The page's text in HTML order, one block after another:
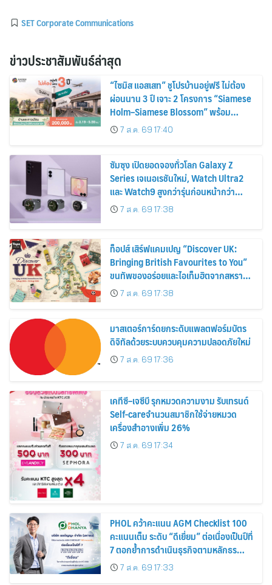
SET Corporate Communications
ข่าวประชาสัมพันธ์ล่าสุด
“ไซมิส แอสเสท” ชูโปรบ้านอยู่ฟรี ไม่ต้อง
ผ่อนนาน 3 ปี เจาะ 2 โครงการ “Siamese
Holm–Siamese Blossom” พร้อม
ส่วนลดและสิทธิพิเศษถึง 31 สิงหาคม
2569
7 ส.ค. 69 17:40
ซัมซุง เปิดยอดจองทั่วโลก Galaxy Z
Series เจเนอเรชันใหม่, Watch Ultra2
และ Watch9 สูงกว่ารุ่นก่อนหน้ากว่า
30%7 ส.ค. 69 17:38
ท็อปส์ เสิร์ฟแคมเปญ “Discover UK:
Bringing British Favourites to You”
ขนทัพของอร่อยและไอเท็มฮิตจากสหราช
อาณาจักร ส่งตรงถึงมือตั้งแต่วันนี้ – 18
สิงหาคมนี้
7 ส.ค. 69 17:38
มาสเตอร์การ์ดยกระดับแพลตฟอร์มบัตร
ดิจิทัลด้วยระบบควบคุมความปลอดภัยใหม่
7 ส.ค. 69 17:36
เคทีซี–เจซีบี รุกหมวดความงาม รับเทรนด์
Self-careจำนวนสมาชิกใช้จ่ายหมวด
เครื่องสำอางเพิ่ม 26%
7 ส.ค. 69 17:34
PHOL คว้าคะแนน AGM Checklist 100
คะแนนเต็ม ระดับ “ดีเยี่ยม” ต่อเนื่องเป็นปีที่
7 ตอกย้ำการดำเนินธุรกิจตามหลักธร
รมาภิบาล โปร่งใส สร้างความเชื่อมั่นผู้ถือ
หุ้น
7 ส.ค. 69 17:33